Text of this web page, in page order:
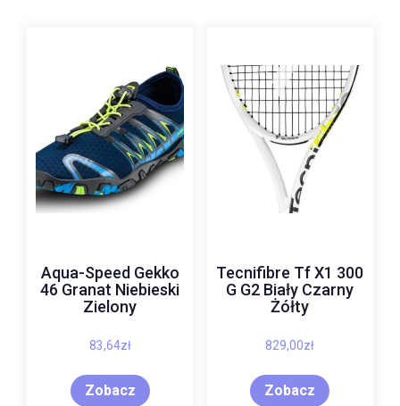
Aqua-Speed Gekko
46 Granat Niebieski
Zielony
83,64zł
Zobacz
Tecnifibre Tf X1 300
G G2 Biały Czarny
Żółty
829,00zł
Zobacz